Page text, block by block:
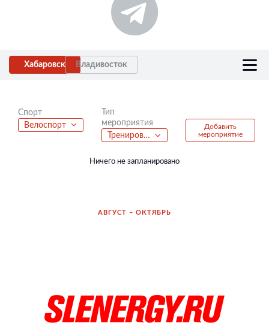
Хабаровск Владивосток
Спорт
Велоспорт
Тип
мероприятия
Тренировка
Добавить
мероприятие
Ничего не запланировано
АВГУСТ – ОКТЯБРЬ